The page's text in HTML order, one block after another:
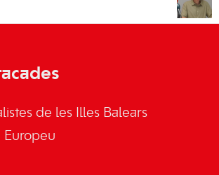
de les Illes Balears
Europeu